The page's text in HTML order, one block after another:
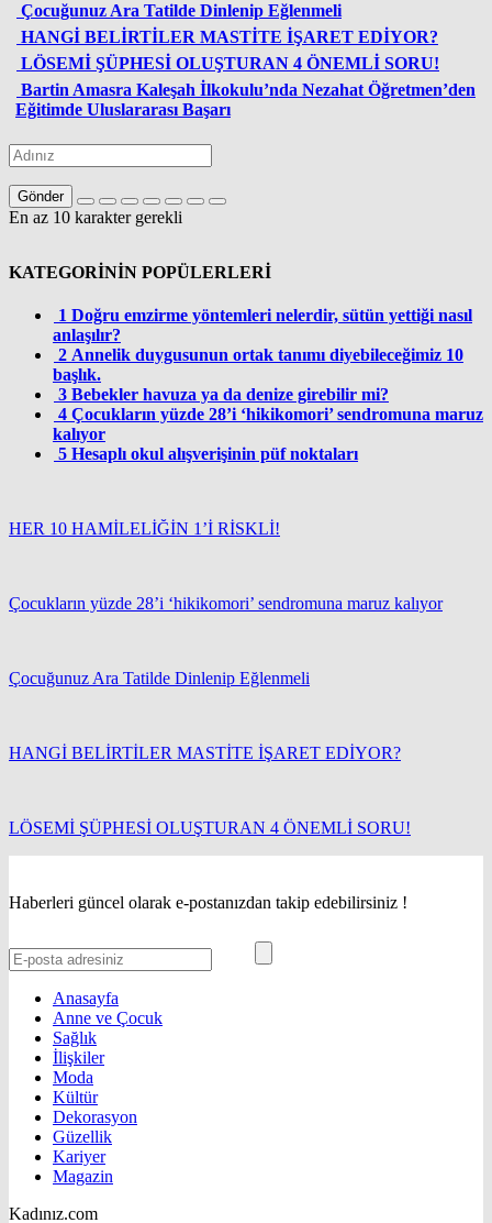
Çocuğunuz Ara Tatilde Dinlenip Eğlenmeli
HANGİ BELİRTİLER MASTİTE İŞARET EDİYOR?
LÖSEMİ ŞÜPHESİ OLUŞTURAN 4 ÖNEMLİ SORU!
Bartin Amasra Kaleşah İlkokulu’nda Nezahat Öğretmen’den
Eğitimde Uluslararası Başarı
Gönder
En az 10 karakter gerekli
KATEGORİNİN POPÜLERLERİ
1 Doğru emzirme yöntemleri nelerdir, sütün yettiği nasıl
anlaşılır?
2 Annelik duygusunun ortak tanımı diyebileceğimiz 10
başlık.
3 Bebekler havuza ya da denize girebilir mi?
4 Çocukların yüzde 28’i ‘hikikomori’ sendromuna maruz
kalıyor
5 Hesaplı okul alışverişinin püf noktaları
HER 10 HAMİLELİĞİN 1’İ RİSKLİ!
Çocukların yüzde 28’i ‘hikikomori’ sendromuna maruz kalıyor
Çocuğunuz Ara Tatilde Dinlenip Eğlenmeli
HANGİ BELİRTİLER MASTİTE İŞARET EDİYOR?
LÖSEMİ ŞÜPHESİ OLUŞTURAN 4 ÖNEMLİ SORU!
Haberleri güncel olarak e-postanızdan takip edebilirsiniz !
Anasayfa
Anne ve Çocuk
Sağlık
İlişkiler
Moda
Kültür
Dekorasyon
Güzellik
Kariyer
Magazin
Kadınız.com